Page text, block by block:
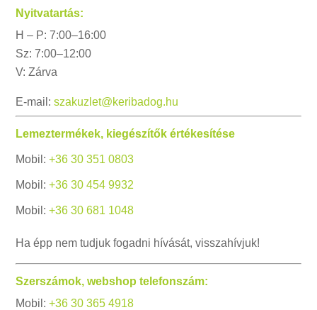
Nyitvatartás:
H – P: 7:00–16:00
Sz: 7:00–12:00
V: Zárva
E-mail:szakuzlet@keribadog.hu
Lemeztermékek, kiegészítők értékesítése
Mobil:+36 30 351 0803
Mobil:+36 30 454 9932
Mobil:+36 30 681 1048
Ha épp nem tudjuk fogadni hívását, visszahívjuk!
Szerszámok, webshop telefonszám:
Mobil:+36 30 365 4918